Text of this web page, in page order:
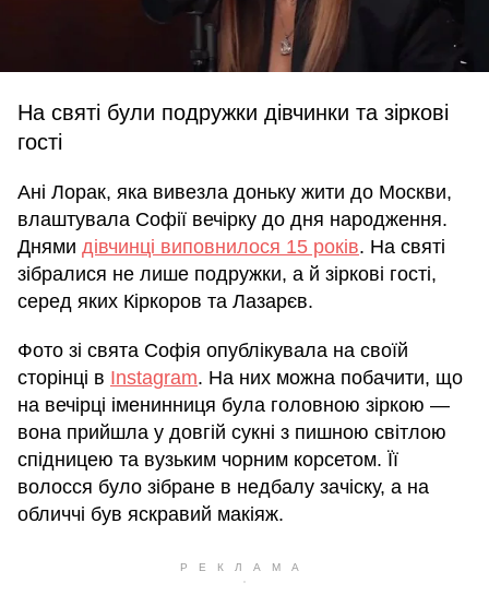
На святі були подружки дівчинки та зіркові
гості
Ані Лорак, яка вивезла доньку жити до Москви,
влаштувала Софії вечірку до дня народження.
Днями дівчинці виповнилося 15 років. На святі
зібралися не лише подружки, а й зіркові гості,
серед яких Кіркоров та Лазарєв.
Фото зі свята Софія опублікувала на своїй
сторінці в Instagram. На них можна побачити, що
на вечірці іменинниця була головною зіркою —
вона прийшла у довгій сукні з пишною світлою
спідницею та вузьким чорним корсетом. Її
волосся було зібране в недбалу зачіску, а на
обличчі був яскравий макіяж.